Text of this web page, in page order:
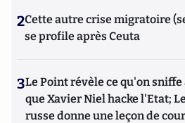
2Cette autre crise migratoire
se profile après Ceuta
3Le Point révèle ce qu'on
que Xavier Niel hacke l'Etat;
russe donne une leçon de